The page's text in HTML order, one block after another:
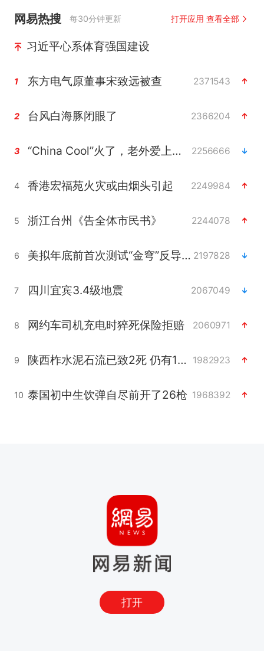
网易热搜 每30分钟更新 打开应用 查看全部
习近平心系体育强国建设
1 东方电气原董事宋致远被查 2371543
2 台风白海豚闭眼了 2366204
3 “China Cool”火了，老外爱上中国避暑游 2256666
4 香港宏福苑火灾或由烟头引起 2249984
5 浙江台州《告全体市民书》 2244078
6 美拟年底前首次测试“金穹”反导系统 2197828
7 四川宜宾3.4级地震 2067049
8 网约车司机充电时猝死保险拒赔 2060971
9 陕西柞水泥石流已致2死 仍有1人失联 1982923
10 泰国初中生饮弹自尽前开了26枪 1968392
打开